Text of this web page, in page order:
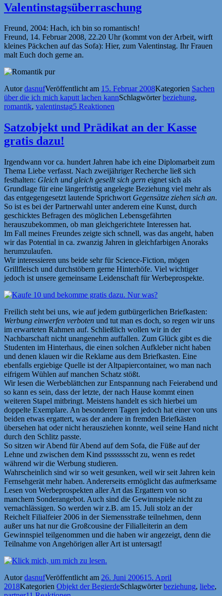
Valentinstagsüberraschung
Freund, 2004: Hach, ich bin so romantisch!
Freund, 14. Februar 2008, 22.20 Uhr (kommt von der Arbeit, wirft
kleines Päckchen auf das Sofa): Hier, zum Valentinstag. Ihr Frauen
malt Euch doch gerne an.
AutordasnufVeröffentlicht am 15. Februar 2008Kategorien Sachen
über die ich mich kaputt lachen kannSchlagwörterbeziehung,
romantik, valentinstag5 Reaktionen
Satzobjekt und Prädikat an der Kasse
gratis dazu!
Irgendwann vor ca. hundert Jahren habe ich eine Diplomarbeit zum
Thema Liebe verfasst. Nach zweijähriger Recherche ließ sich
festhalten: Gleich und gleich gesellt sich gern eignet sich als
Grundlage für eine längerfristig angelegte Beziehung viel mehr als
das entgegengesetzt lautende Sprichwort Gegensätze ziehen sich an.
So ist es bei der Partnerwahl unter anderem eine Kunst, durch
geschicktes Befragen des möglichen Lebensgefährten
herauszubekommen, ob man gleichgerichtete Interessen hat.
Im Fall meines Freundes zeigte sich schnell, was das angeht, haben
wir das Potential in ca. zwanzig Jahren in gleichfarbigen Anoraks
herumzulaufen.
Wir interessieren uns beide sehr für Science-Fiction, mögen
Grillfleisch und durchstöbern gerne Hinterhöfe. Viel wichtiger
jedoch ist unsere gemeinsame Leidenschaft für Werbeprospekte.
Freilich steht bei uns, wie auf jedem gutbürgerlichen Briefkasten:
Werbung einwerfen verboten und tut man es doch, so regen wir uns
im erwarteten Rahmen auf. Schließlich wollen wir in der
Nachbarschaft nicht unangenehm auffallen. Zum Glück gibt es die
Studenten im Hinterhaus, die einen solchen Aufkleber nicht haben
und denen klauen wir die Reklame aus dem Briefkasten. Eine
ebenfalls ergiebige Quelle ist der Altpapiercontainer, wo man nach
eifrigem Wühlen auf manchen Schatz stößt.
Wir lesen die Werbeblättchen zur Entspannung nach Feierabend und
so kann es sein, dass der letzte, der nach Hause kommt einen
weiteren Stapel mitbringt. Meistens handelt es sich hierbei um
doppelte Exemplare. An besonderen Tagen jedoch hat einer von uns
beiden etwas ergattert, was der andere in fremden Briefkästen
übersehen hat oder nicht herausziehen konnte, weil seine Hand nicht
durch den Schlitz passte.
So sitzen wir Abend für Abend auf dem Sofa, die Füße auf der
Lehne und zwischen dem Kind pssssssscht zu, wenn es redet
während wir die Werbung studieren.
Wahrscheinlich sind wir so weit gesunken, weil wir seit Jahren kein
Fernsehgerät mehr haben. Andererseits ermöglicht das aufmerksame
Lesen von Werbeprospekten aller Art das Ergattern von so
manchem Sonderangebot. Auch sind die Gewinnspiele nicht zu
vernachlässigen. So werden wir z.B. am 15. Juli stolz an der
Reichelt Filialfeier 2006 in der Siemensstraße teilnehmen, denn
außer uns hat nur die Großcousine der Filialleiterin an dem
Gewinnspiel teilgenommen und die haben wir angezeigt, denn die
Teilnahme von Angehörigen aller Art ist untersagt!
AutordasnufVeröffentlicht am 26. Juni 200615. April
2018Kategorien Objekt der BegierdeSchlagwörterbeziehung, liebe,